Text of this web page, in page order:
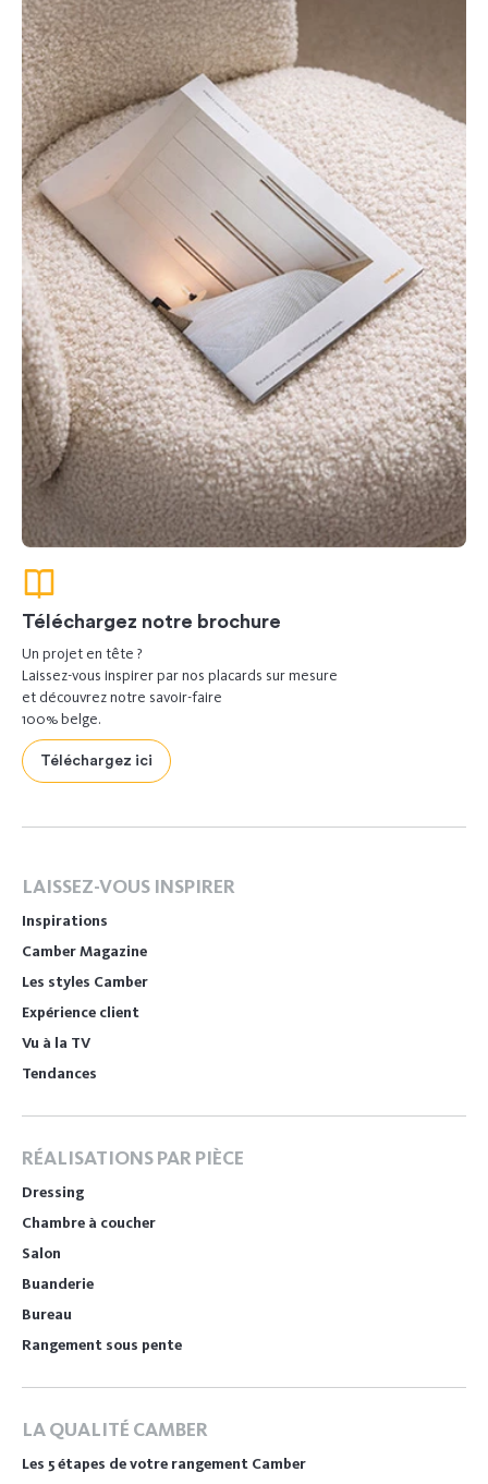
Téléchargez notre brochure
Un projet en tête ?
Laissez-vous inspirer par nos placards sur mesure
et découvrez notre savoir-faire
100% belge.
Téléchargez ici
LAISSEZ-VOUS INSPIRER
Inspirations
Camber Magazine
Les styles Camber
Expérience client
Vu à la TV
Tendances
RÉALISATIONS PAR PIÈCE
Dressing
Chambre à coucher
Salon
Buanderie
Bureau
Rangement sous pente
LA QUALITÉ CAMBER
Les 5 étapes de votre rangement Camber